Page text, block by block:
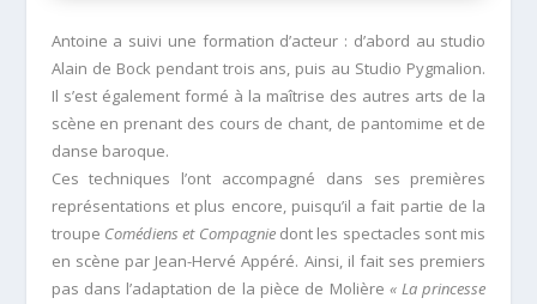
Antoine a suivi une formation d’acteur : d’abord au studio
Alain de Bock pendant trois ans, puis au Studio Pygmalion.
Il s’est également formé à la maîtrise des autres arts de la
scène en prenant des cours de chant, de pantomime et de
danse baroque.
Ces techniques l’ont accompagné dans ses premières
représentations et plus encore, puisqu’il a fait partie de la
troupe Comédiens et Compagniedont les spectacles sont mis
en scène par Jean-Hervé Appéré. Ainsi, il fait ses premiers
pas dans l’adaptation de la pièce de Molière « La princesse